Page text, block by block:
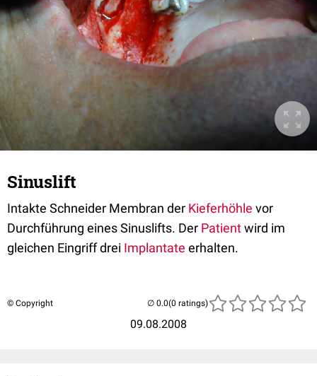
Sinuslift
Intakte Schneider Membran der Kieferhöhle vor
Durchführung eines Sinuslifts. Der Patientwird im
gleichen Eingriff drei Implantate erhalten.
© Copyright
09.08.2008
(0 ratings)